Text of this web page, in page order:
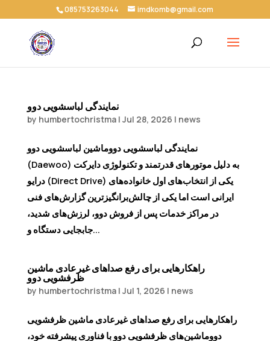
085753263044 imdkomb@gmail.com
نمایندگی لباسشویی دوو
by humbertochristma| Jul 28, 2026 | news
نمایندگی لباسشویی دووماشین لباسشویی دوو
(Daewoo) به دلیل موتورهای قدرتمند و تکنولوژی دایرکت
درایو (Direct Drive) یکی از انتخاب‌های اول خانواده‌های
ایرانی است اما یکی از چالش‌برانگیزترین گزارش‌های فنی
در مراکز خدمات پس از فروش دوو، لرزش‌های شدید،
جابجایی دستگاه و...
راهکارهایی برای رفع صداهای غیرعادی ماشین
ظرفشویی دوو
by humbertochristma| Jul 1, 2026 | news
راهکارهایی برای رفع صداهای غیرعادی ماشین ظرفشویی
دووماشین‌های ظرفشویی دوو با فناوری پیشرفته خود،